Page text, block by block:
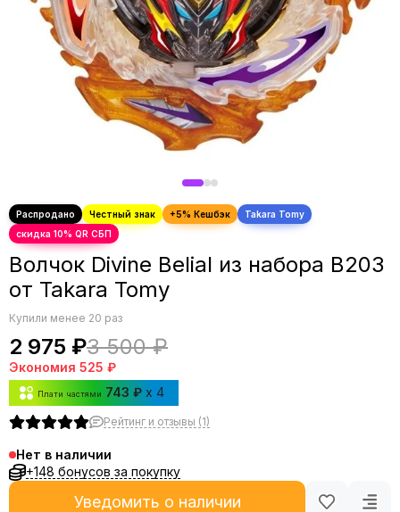
Волчок Divine Belial из набора B203
от Takara Tomy
Купили менее 20 раз
2 975 ₽3 500 ₽
Экономия 525 ₽
Плати частями 743 ₽ x 4
Рейтинг и отзывы (1)
Нет в наличии
+148 бонусов за покупку
Уведомить о наличии